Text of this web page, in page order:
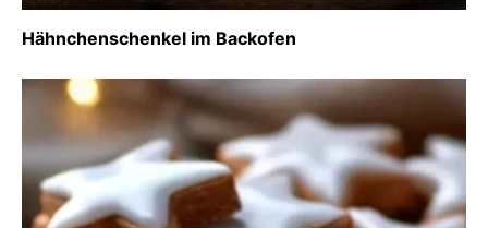
Hähnchenschenkel im Backofen